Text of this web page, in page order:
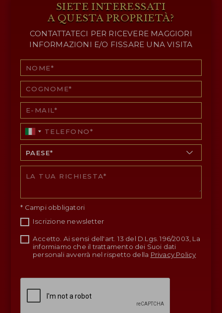
SIETE INTERESSATI
A QUESTA PROPRIETÀ?
CONTATTATECI PER RICEVERE MAGGIORI
INFORMAZIONI E/O FISSARE UNA VISITA
* Campi obbligatori
Iscrizione newsletter
Accetto. Ai sensi dell'art. 13 del D.Lgs. 196/2003, La
informiamo che il trattamento dei Suoi dati
personali avverrà nel rispetto della Privacy Policy